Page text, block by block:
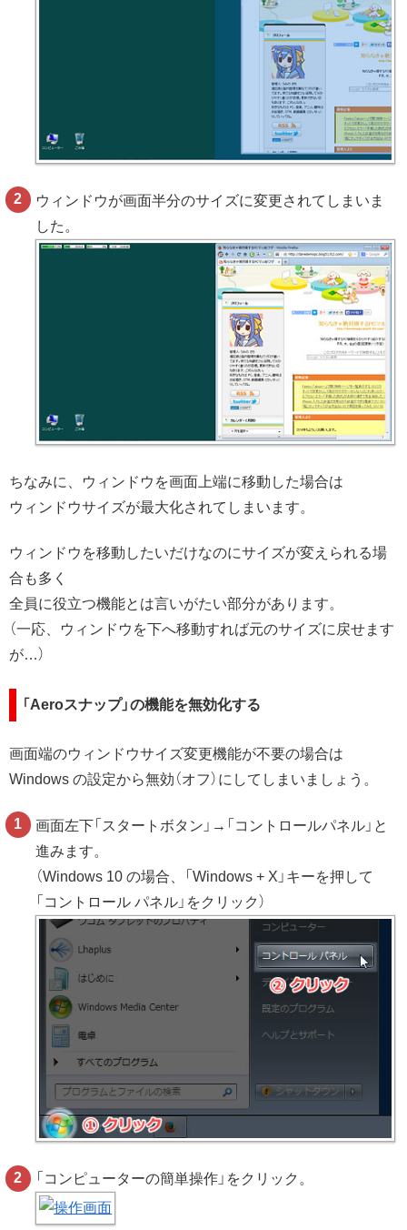
ウィンドウが画面半分のサイズに変更されてしまいま
した。
ちなみに、ウィンドウを画面上端に移動した場合は
ウィンドウサイズが最大化されてしまいます。
ウィンドウを移動したいだけなのにサイズが変えられる場
合も多く
全員に役立つ機能とは言いがたい部分があります。
（一応、ウィンドウを下へ移動すれば元のサイズに戻せます
が…）
「Aeroスナップ」の機能を無効化する
画面端のウィンドウサイズ変更機能が不要の場合は
Windows の設定から無効（オフ）にしてしまいましょう。
画面左下「スタートボタン」→「コントロールパネル」と
進みます。
（Windows 10 の場合、「Windows + X」キーを押して
「コントロール パネル」をクリック）
「コンピューターの簡単操作」をクリック。